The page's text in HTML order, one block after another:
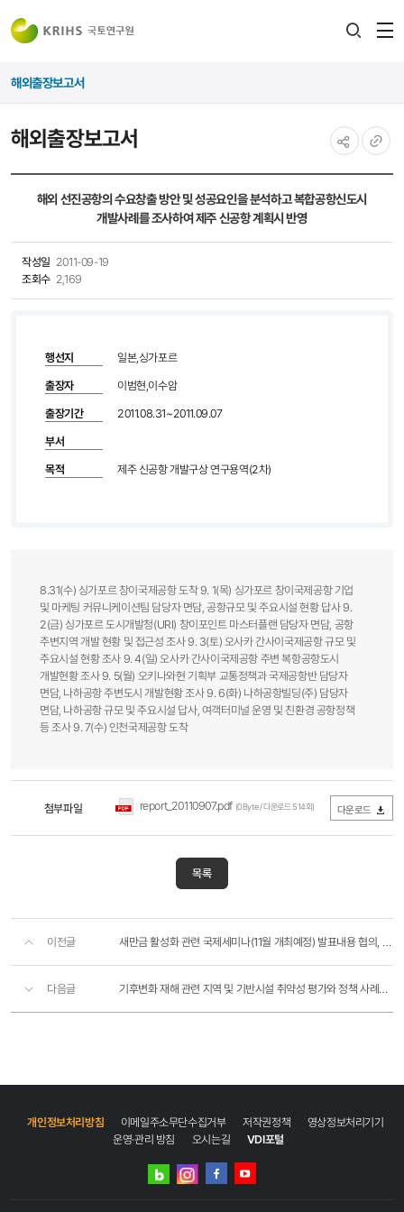
해외출장보고서
해외출장보고서
해외 선진공항의 수요창출 방안 및 성공요인을 분석하고 복합공항신도시
개발사례를 조사하여 제주 신공항 계획시 반영
작성일 2011-09-19
조회수 2,169
행선지 일본,싱가포르
출장자 이범현,이수암
출장기간 2011.08.31~2011.09.07
부서
목적 제주 신공항 개발구상 연구용역(2차)
8.31(수) 싱가포르 창이국제공항 도착 9. 1(목) 싱가포르 창이국제공항 기업
및 마케팅 커뮤니케이션팀 담당자 면담, 공항규모 및 주요시설 현황 답사 9.
2(금) 싱가포르 도시개발청(URI) 창이포인트 마스터플랜 담당자 면담, 공항
주변지역 개발 현황 및 접근성 조사 9. 3(토) 오사카 간사이국제공항 규모 및
주요시설 현황 조사 9. 4(일) 오사카 간사이국제공항 주변 복항공항도시
개발현황 조사 9. 5(월) 오키나와현 기획부 교통정책과 국제공항반 담당자
면담, 나하공항 주변도시 개발현황 조사 9. 6(화) 나하공항빌딩(주) 담당자
면담, 나하공항 규모 및 주요시설 답사, 여객터미널 운영 및 친환경 공항정책
등 조사 9. 7(수) 인천국제공항 도착
첨부파일 report_20110907.pdf (0Byte / 다운로드 514회) 다운로드
목록
이전글 새만금 활성화 관련 국제세미나(11월 개최예정) 발표내용 협의, 한중일의 지속적 협력체계 구축방안 모색, ..
다음글 기후변화 재해 관련 지역 및 기반시설 취약성 평가와 정책 사례조사
개인정보처리방침 이메일주소무단수집거부 저작권정책
영상정보처리기기
운영·관리 방침
오시는길 VDI포털
네이버
인스타그램